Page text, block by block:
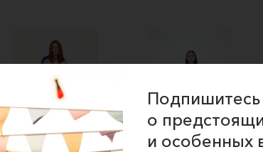
Подпишитесь
о
и особенных